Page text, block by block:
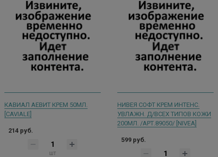
КАВИАЛ АЕВИТ КРЕМ 50МЛ.
[CAVIALE]
214 руб.
шт
НИВЕЯ СОФТ КРЕМ ИНТЕНС.
УВЛАЖН. Д/ВСЕХ ТИПОВ КОЖИ
200МЛ. /АРТ.89050/ [NIVEA]
599 руб.